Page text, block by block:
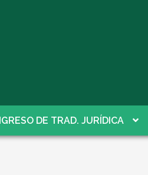
DE TRAD. JURÍDICA